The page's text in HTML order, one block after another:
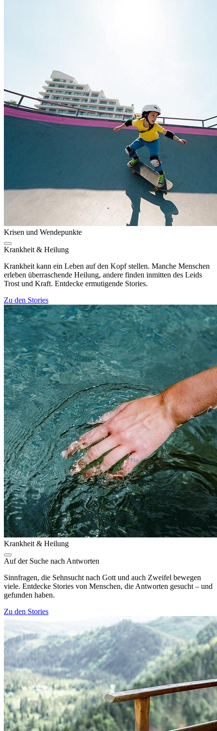
Krisen und Wendepunkte
Krankheit & Heilung
Krankheit kann ein Leben auf den Kopf stellen. Manche Menschen
erleben überraschende Heilung, andere finden inmitten des Leids
Trost und Kraft. Entdecke ermutigende Stories.
Zu den Stories
Krankheit & Heilung
Auf der Suche nach Antworten
Sinnfragen, die Sehnsucht nach Gott und auch Zweifel bewegen
viele. Entdecke Stories von Menschen, die Antworten gesucht – und
gefunden haben.
Zu den Stories